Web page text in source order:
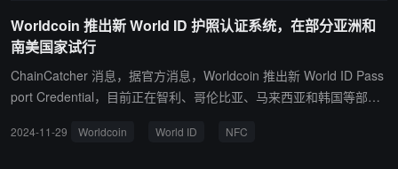
Worldcoin 推出新 World ID 护照认证系统，在部分亚洲和
南美国家试行
ChainCatcher 消息，据官方消息，Worldcoin 推出新 World ID Pass
port Credential，目前正在智利、哥伦比亚、马来西亚和韩国等部分
的身份证件（从支持 NFC 的护照开始）连接到他们的 World ID，而
2024-11-29 Worldcoin World ID NFC